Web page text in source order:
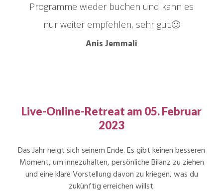
Programme wieder buchen und kann es
nur weiter empfehlen, sehr gut.🙂
Anis Jemmali
Live-Online-Retreat am 05. Februar
2023
Das Jahr neigt sich seinem Ende. Es gibt keinen besseren
Moment, um innezuhalten, persönliche Bilanz zu ziehen
und eine klare Vorstellung davon zu kriegen, was du
zukünftig erreichen willst.